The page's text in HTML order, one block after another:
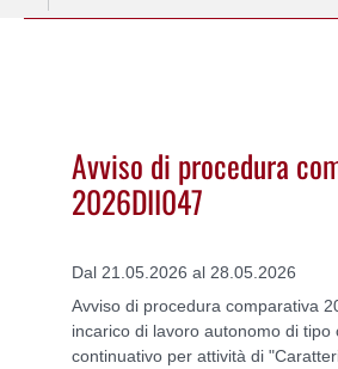
Avviso di procedura
2026DII047
Dal 21.05.2026 al 28.05.2026
Avviso di procedura comparativa
incarico di lavoro autonomo di tipo
continuativo per attività di